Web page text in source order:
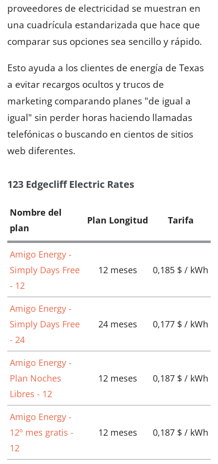
proveedores de electricidad se muestran en
una cuadrícula estandarizada que hace que
comparar sus opciones sea sencillo y rápido.
Esto ayuda a los clientes de energía de Texas
a evitar recargos ocultos y trucos de
marketing comparando planes "de igual a
igual" sin perder horas haciendo llamadas
telefónicas o buscando en cientos de sitios
web diferentes.
123 Edgecliff Electric Rates
Nombre del
plan
Plan Longitud Tarifa
Amigo Energy -
Simply Days Free
- 12
12 meses 0,185 $ / kWh
Amigo Energy -
Simply Days Free
- 24
24 meses 0,177 $ / kWh
Amigo Energy -
Plan Noches
Libres - 12
12 meses 0,187 $ / kWh
Amigo Energy -
12º mes gratis -
12
12 meses 0,187 $ / kWh